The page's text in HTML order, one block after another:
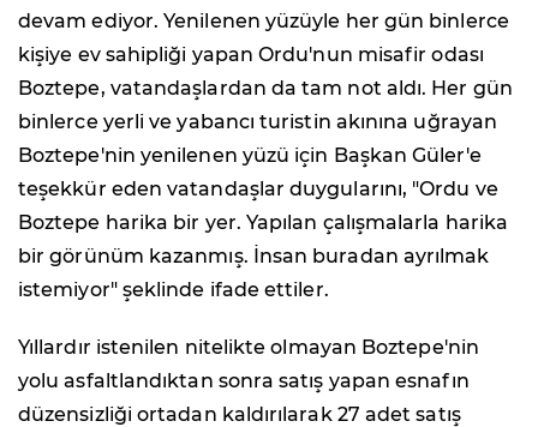
devam ediyor. Yenilenen yüzüyle her gün binlerce
kişiye ev sahipliği yapan Ordu'nun misafir odası
Boztepe, vatandaşlardan da tam not aldı. Her gün
binlerce yerli ve yabancı turistin akınına uğrayan
Boztepe'nin yenilenen yüzü için Başkan Güler'e
teşekkür eden vatandaşlar duygularını, "Ordu ve
Boztepe harika bir yer. Yapılan çalışmalarla harika
bir görünüm kazanmış. İnsan buradan ayrılmak
istemiyor" şeklinde ifade ettiler.
Yıllardır istenilen nitelikte olmayan Boztepe'nin
yolu asfaltlandıktan sonra satış yapan esnafın
düzensizliği ortadan kaldırılarak 27 adet satış